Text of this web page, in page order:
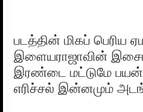
படத்தின் மிகப்
இளையராஜாவின்
இரண்டை மட்டுமே
எரிச்சல் இன்னமும்